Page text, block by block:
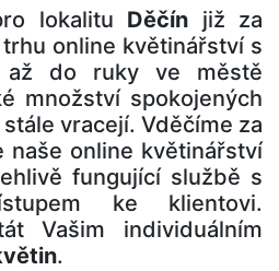
lokalitu Děčín již za
online květinářství s
až do ruky ve městě
množství spokojených
vracejí. Vděčíme za
naše online květinářství
fungující službě s
ke klientovi.
Vašim individuálním
.